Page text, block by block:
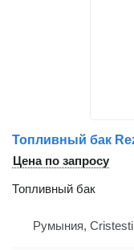
Цена по запросу
Топливный бак
Румыния, Cristesti